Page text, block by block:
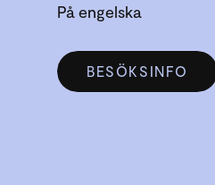
På engelska
BESÖKSINFO